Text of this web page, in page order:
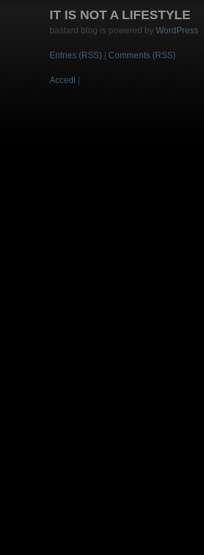
IT IS NOT A LIFESTYLE
bastard blog is powered by WordPress
Entries (RSS) | Comments (RSS)
Accedi |